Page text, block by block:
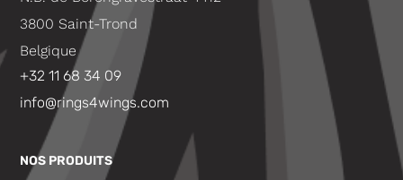
NOS PRODUITS
3800 Saint-Trond
Belgique
+32 11 68 34 09
info@rings4wings.com